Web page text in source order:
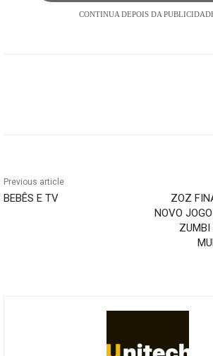
CONTINUA DEPOIS DA
Previous article
BEBÊS E TV
ZOZ
NOVO
ZUMBI